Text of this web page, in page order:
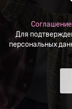
Для
персональных